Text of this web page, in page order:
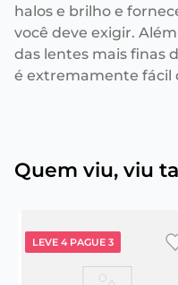
halos e brilho e
você deve exigir.
das lentes mais finas
é extremamente fácil
Quem viu, viu
LEVE 4 PAGUE 3